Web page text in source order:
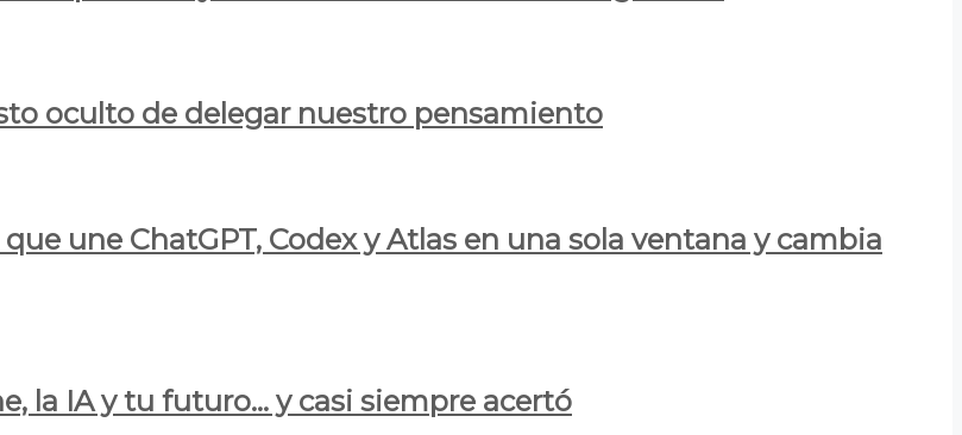
oculto de delegar nuestro pensamiento
une ChatGPT, Codex y Atlas en una sola ventana y cambia
la IA y tu futuro… y casi siempre acertó